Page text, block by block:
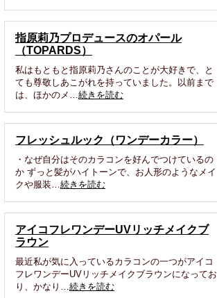
指原莉乃プロデュースのオパール
（TOPARDS）
私はもともと指原莉乃さんのことが大好きで、と
ても尊敬しあこがれを持っていました。以前まで
は、ほかのメ…続きを読む
フレッシュルック（ワンデーカラー）
・なぜ自分はそのカラコンを好んでつけているの
か ずっと髪がハイトーンで、お人形のようなメイ
クや服装…続きを読む
アイコフレワンデーUVリッチメイクブ
ラウン
最近私が気に入っているカラコンの一つがアイコ
フレワンデーUVリッチメイクブラウンになってお
り、かなり…続きを読む